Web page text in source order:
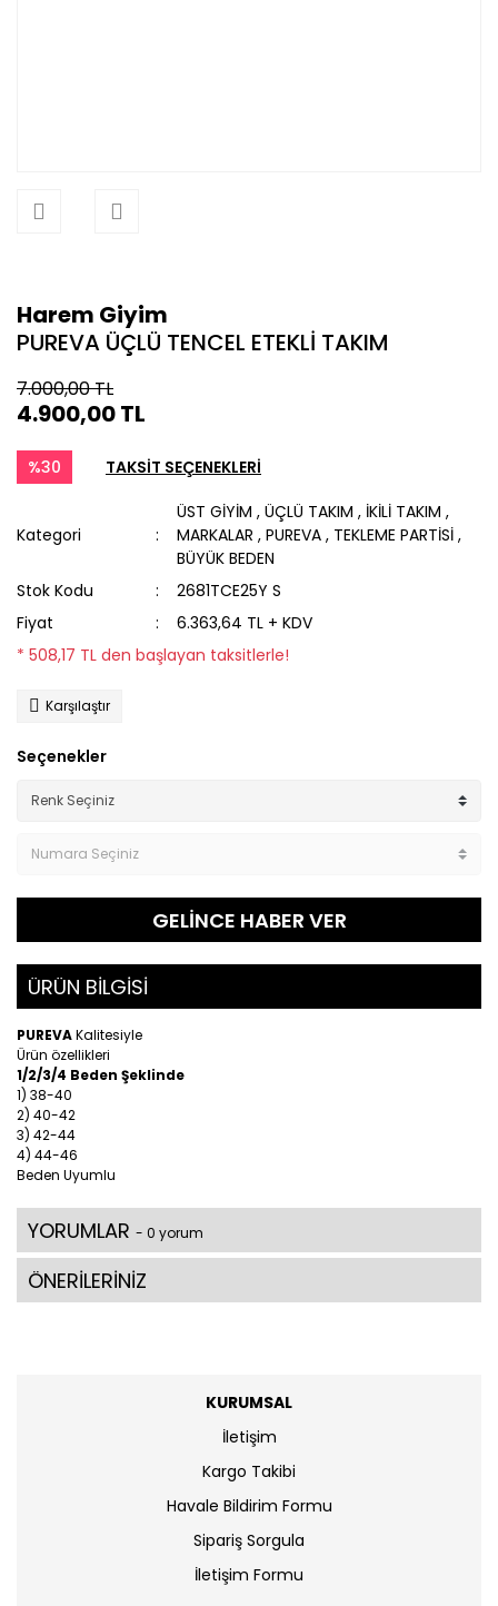
Harem Giyim
PUREVA ÜÇLÜ TENCEL ETEKLİ TAKIM
7.000,00 TL
4.900,00 TL
%30 TAKSİT SEÇENEKLERİ
Kategori
ÜST GİYİM ,ÜÇLÜ TAKIM , İKİLİ TAKIM ,
MARKALAR ,PUREVA , TEKLEME PARTİSİ ,
BÜYÜK BEDEN
Stok Kodu
2681TCE25Y S
Fiyat
6.363,64 TL + KDV
* 508,17 TL den başlayan taksitlerle!
Karşılaştır
Seçenekler
GELİNCE HABER VER
ÜRÜN BİLGİSİ
PUREVAKalitesiyle
Ürün özellikleri
1/2/3/4 Beden Şeklinde
1) 38-40
2) 40-42
3) 42-44
4) 44-46
Beden Uyumlu
YORUMLAR - 0 yorum
ÖNERİLERİNİZ
KURUMSAL
İletişim
Kargo Takibi
Havale Bildirim Formu
Sipariş Sorgula
İletişim Formu